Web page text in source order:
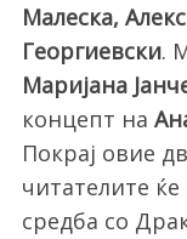
Малеска,
Георгиевски.
Маријана
концепт на
Покрај овие
читателите
средба со